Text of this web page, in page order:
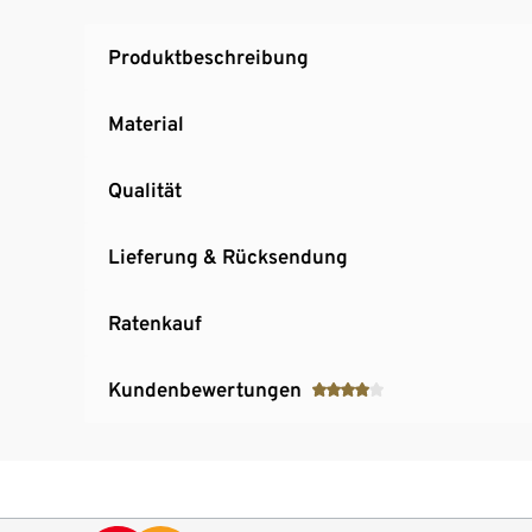
MADE IN GERMANY
Produktbeschreibung
Material
Qualität
Lieferung & Rücksendung
Ratenkauf
Kundenbewertungen